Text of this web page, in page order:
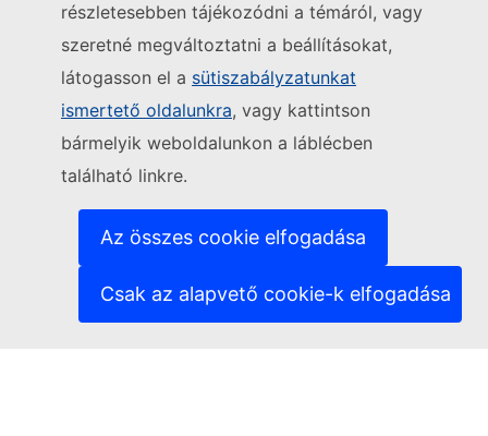
részletesebben tájékozódni a témáról, vagy
szeretné megváltoztatni a beállításokat,
látogasson el a sütiszabályzatunkat
ismertető oldalunkra, vagy kattintson
bármelyik weboldalunkon a láblécben
található linkre.
Az összes cookie elfogadása
Csak az alapvető cookie-k elfogadása
Kövesse az Európai Bizottságot
Kapcsolatfelvétel(Külső hivatkozás)
Informatikai sebezhetőség bejelentése
Nyelvek a weboldalainkon(Külső hivatkozás)
(Külső hivatkozás)
Adatvédelem
Jogi nyilatkozat
(Külső hivatkozás)